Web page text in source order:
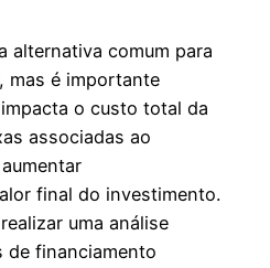
alternativa comum para
mas é importante
o custo total da
associadas ao
final do investimento.
uma análise
de financiamento